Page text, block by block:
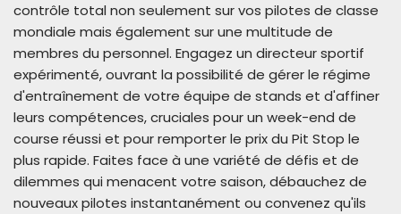
contrôle total non seulement sur vos pilotes de classe
mondiale mais également sur une multitude de
membres du personnel. Engagez un directeur sportif
expérimenté, ouvrant la possibilité de gérer le régime
d'entraînement de votre équipe de stands et d'affiner
leurs compétences, cruciales pour un week-end de
course réussi et pour remporter le prix du Pit Stop le
plus rapide. Faites face à une variété de défis et de
dilemmes qui menacent votre saison, débauchez de
nouveaux pilotes instantanément ou convenez qu'ils